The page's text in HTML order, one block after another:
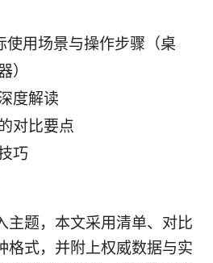
用场景与操作步骤（桌
）
度解读
对比要点
巧
主题，本文采用清单、对比
格式，并附上权威数据与实